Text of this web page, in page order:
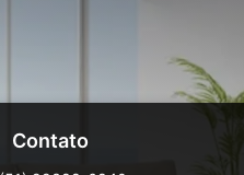
Contato